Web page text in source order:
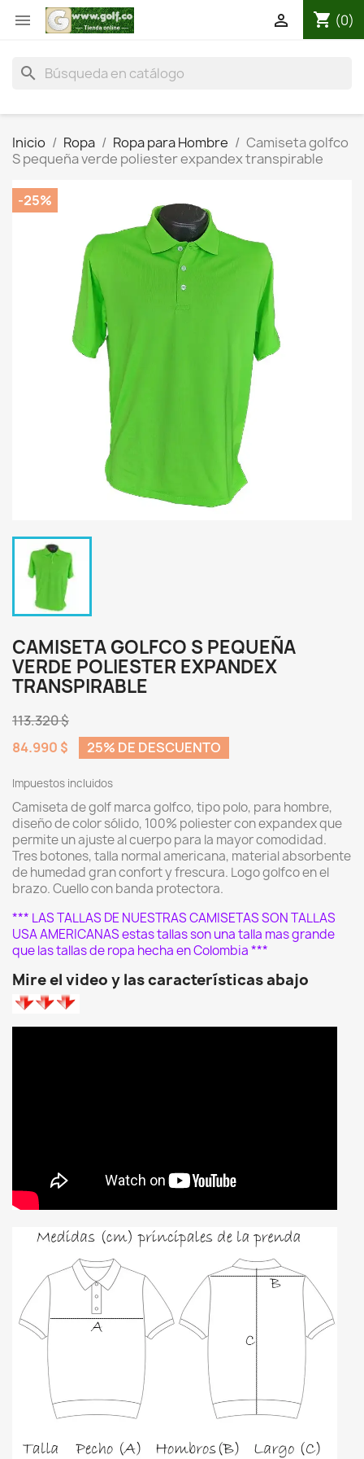
 shopping_cart (0)

search
Inicio Ropa Ropa para Hombre
Camiseta golfco
S pequeña verde poliester expandex transpirable
-25%
CAMISETA GOLFCO S PEQUEÑA
VERDE POLIESTER EXPANDEX
TRANSPIRABLE
113.320 $
84.990 $
25% DE DESCUENTO
Impuestos incluidos
Camiseta de golf marca golfco, tipo polo, para hombre,
diseño de color sólido, 100% poliester con expandex que
permite un ajuste al cuerpo para la mayor comodidad.
Tres botones, talla normal americana, material absorbente
de humedad gran confort y frescura. Logo golfco en el
brazo. Cuello con banda protectora.
*** LAS TALLAS DE NUESTRAS CAMISETAS SON TALLAS
USA AMERICANAS estas tallas son una talla mas grande
que las tallas de ropa hecha en Colombia ***
Mire el video y las características abajo